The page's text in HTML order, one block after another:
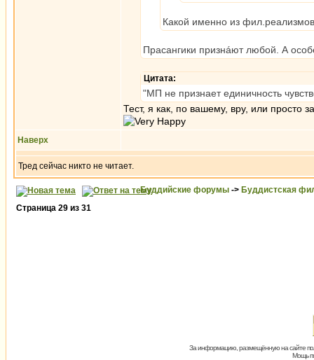
Какой именно из
Прасангики признáют любой. А
Цитата:
"МП не признает единичность
Тест, я как, по вашему, вру, или просто
Наверх
Тред сейчас никто не читает.
Буддийские форумы -> Буддистская
Страница 29 из 31
За информацию, размещённую на сайте
Мощь